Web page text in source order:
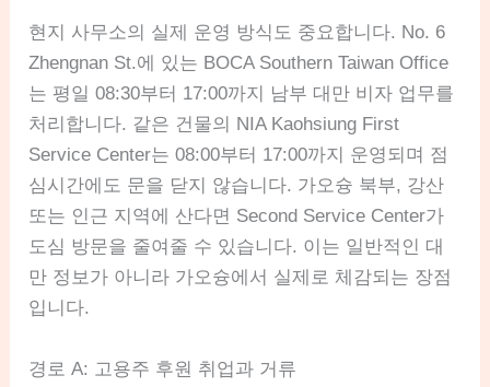
현지 사무소의 실제 운영 방식도 중요합니다. No. 6
Zhengnan St.에 있는 BOCA Southern Taiwan Office
는 평일 08:30부터 17:00까지 남부 대만 비자 업무를
처리합니다. 같은 건물의 NIA Kaohsiung First
Service Center는 08:00부터 17:00까지 운영되며 점
심시간에도 문을 닫지 않습니다. 가오슝 북부, 강산
또는 인근 지역에 산다면 Second Service Center가
도심 방문을 줄여줄 수 있습니다. 이는 일반적인 대
만 정보가 아니라 가오슝에서 실제로 체감되는 장점
입니다.
경로 A: 고용주 후원 취업과 거류